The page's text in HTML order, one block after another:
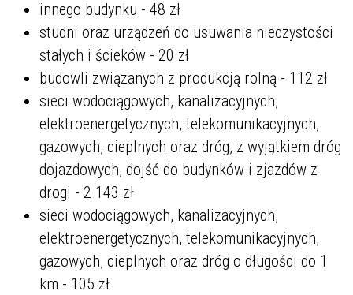
innego budynku - 48 zł
studni oraz urządzeń do usuwania nieczystości
stałych i ścieków - 20 zł
budowli związanych z produkcją rolną - 112 zł
sieci wodociągowych, kanalizacyjnych,
elektroenergetycznych, telekomunikacyjnych,
gazowych, cieplnych oraz dróg, z wyjątkiem dróg
dojazdowych, dojść do budynków i zjazdów z
drogi - 2 143 zł
sieci wodociągowych, kanalizacyjnych,
elektroenergetycznych, telekomunikacyjnych,
gazowych, cieplnych oraz dróg o długości do 1
km - 105 zł